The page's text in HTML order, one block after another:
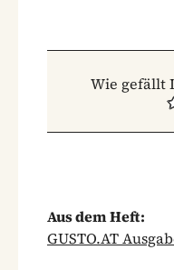
Wie gefällt
Aus dem Heft:
GUSTO.AT